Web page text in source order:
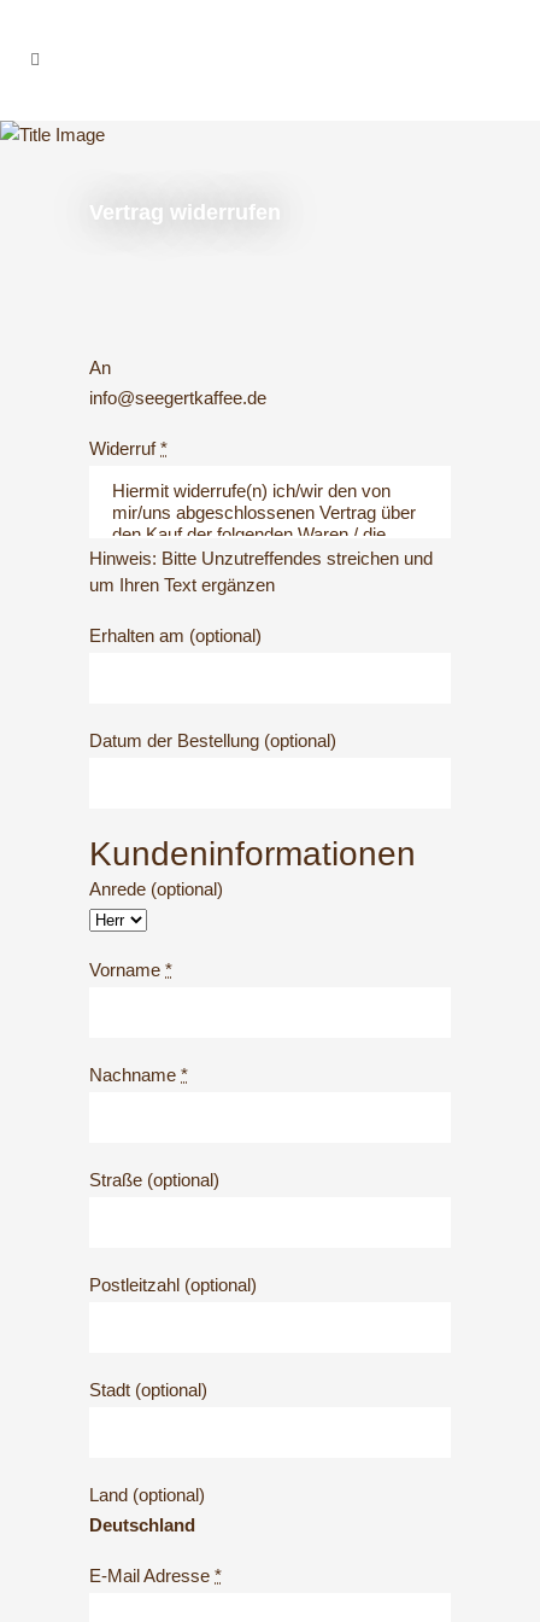
Vertrag widerrufen
An
info@seegertkaffee.de
Widerruf*
Hinweis: Bitte Unzutreffendes streichen und
um Ihren Text ergänzen
Erhalten am (optional)
Datum der Bestellung (optional)
Kundeninformationen
Anrede (optional)
Vorname *
Nachname *
Straße (optional)
Postleitzahl (optional)
Stadt (optional)
Land (optional)
Deutschland
E-Mail Adresse *